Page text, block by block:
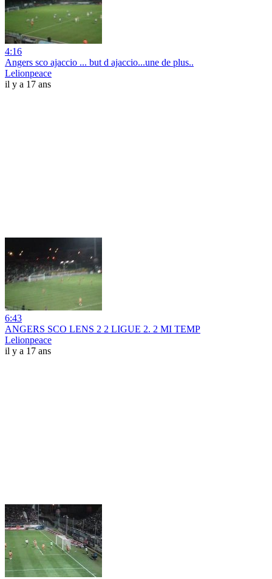
4:16
Angers sco ajaccio ... but d ajaccio...une de plus..
Lelionpeace
il y a 17 ans
6:43
ANGERS SCO LENS 2 2 LIGUE 2. 2 MI TEMP
Lelionpeace
il y a 17 ans